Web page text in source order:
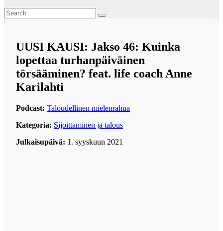
UUSI KAUSI: Jakso 46: Kuinka
lopettaa turhanpäiväinen
törsääminen? feat. life coach Anne
Karilahti
Podcast: Taloudellinen mielenrahua
Kategoria: Sijoittaminen ja talous
Julkaisupäivä: 1. syyskuun 2021